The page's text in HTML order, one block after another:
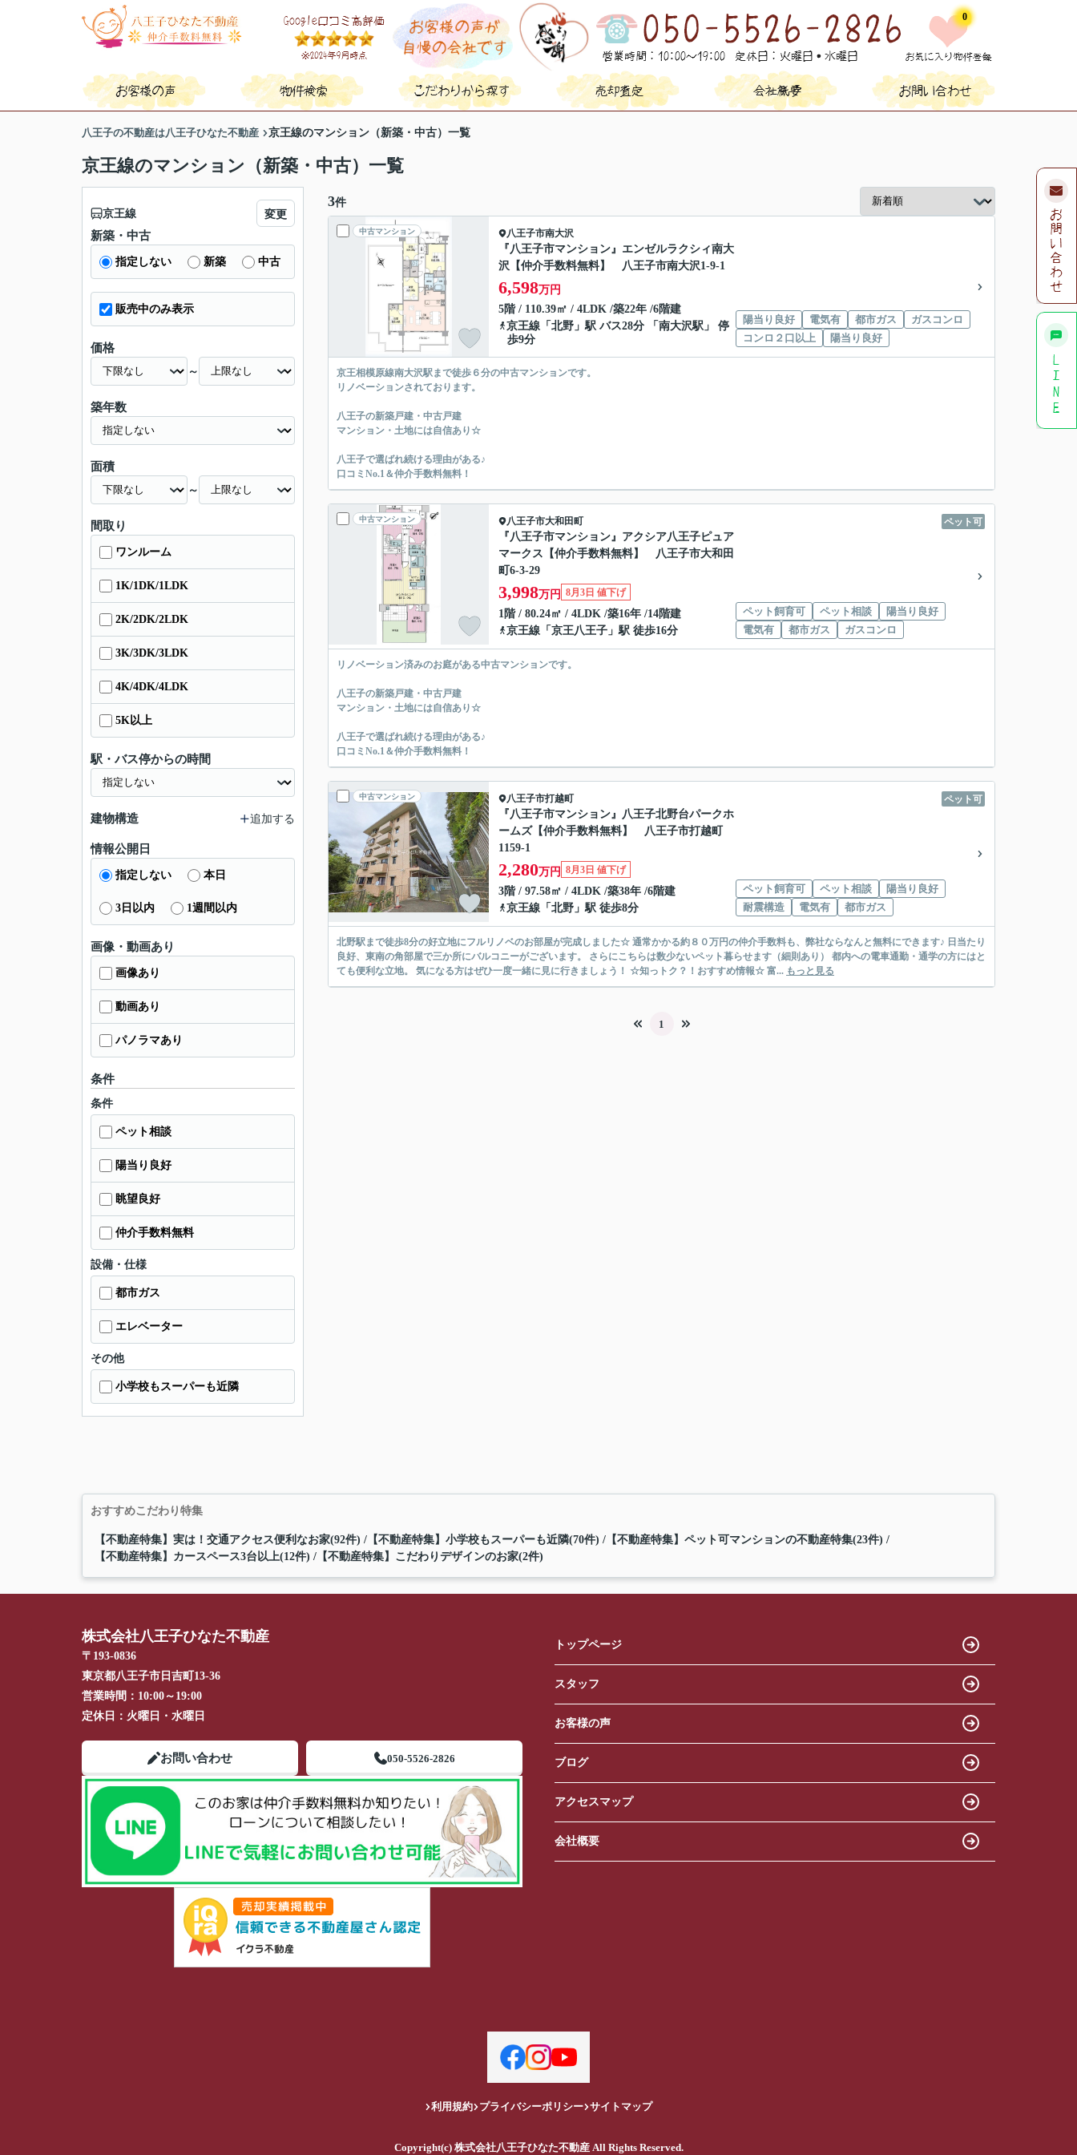
0
八王子の不動産は八王子ひなた不動産 京王線のマンション（新築・中古）一覧
京王線のマンション（新築・中古）一覧
3件
中古マンション 八王子市南大沢
『八王子市マンション』エンゼルラクシィ南大
沢【仲介手数料無料】 八王子市南大沢1-9-1
6,598万円
5階 / 110.39㎡ / 4LDK /築22年 /6階建
京王線 「 北野 」駅 バス28分 「南大沢駅」 停
歩9分
陽当り良好 電気有 都市ガス
ガスコンロ
コンロ２口以上
陽当り良好
京王相模原線南大沢駅まで徒歩６分の中古マンションです。
リノベーションされております。
八王子の新築戸建・中古戸建
マンション・土地には自信あり☆
八王子で選ばれ続ける理由がある♪
口コミNo.1＆仲介手数料無料！
中古マンション ペット可
八王子市大和田町
『八王子市マンション』アクシア八王子ピュア
マークス【仲介手数料無料】 八王子市大和田
町6-3-29
3,998万円 8月3日 値下げ
1階 / 80.24㎡ / 4LDK /築16年 /14階建
京王線 「 京王八王子 」駅 徒歩16分
ペット飼育可 ペット相談
陽当り良好
電気有
都市ガス ガスコンロ
リノベーション済みのお庭がある中古マンションです。
八王子の新築戸建・中古戸建
マンション・土地には自信あり☆
八王子で選ばれ続ける理由がある♪
口コミNo.1＆仲介手数料無料！
中古マンション ペット可
八王子市打越町
『八王子市マンション』八王子北野台パークホ
ームズ【仲介手数料無料】 八王子市打越町
1159-1
2,280万円 8月3日 値下げ
3階 / 97.58㎡ / 4LDK /築38年 /6階建
京王線 「 北野 」駅 徒歩8分
ペット飼育可 ペット相談
陽当り良好
耐震構造
電気有 都市ガス
北野駅まで徒歩8分の好立地にフルリノベのお部屋が完成しました☆ 通常かかる約８０万円の仲介手数料も、弊社ならなんと無料にできます♪ 日当たり
良好、東南の角部屋で三か所にバルコニーがございます。 さらにこちらは数少ないペット暮らせます（細則あり） 都内への電車通勤・通学の方にはと
ても便利な立地。 気になる方はぜひ一度一緒に見に行きましょう！ ☆知っトク？！おすすめ情報☆ 富... もっと見る
1
京王線 変更
新築・中古
指定しない 新築 中古
販売中のみ表示
価格
～
築年数
面積
～
間取り
ワンルーム
1K/1DK/1LDK
2K/2DK/2LDK
3K/3DK/3LDK
4K/4DK/4LDK
5K以上
駅・バス停からの時間
建物構造 追加する
情報公開日
指定しない 本日
3日以内 1週間以内
画像・動画あり
画像あり
動画あり
パノラマあり
条件
条件
ペット相談
陽当り良好
眺望良好
仲介手数料無料
設備・仕様
都市ガス
エレベーター
その他
小学校もスーパーも近隣
おすすめこだわり特集
【不動産特集】実は！交通アクセス便利なお家(92件) 【不動産特集】小学校もスーパーも近隣(70件)
【不動産特集】ペット可マンションの不動産特集(23件)
【不動産特集】カースペース3台以上(12件)
【不動産特集】こだわりデザインのお家(2件)
株式会社八王子ひなた不動産
〒193-0836
東京都八王子市日吉町13-36
営業時間： 10:00～19:00
定休日： 火曜日・水曜日
お問い合わせ 050-5526-2826
トップページ
スタッフ
お客様の声
ブログ
アクセスマップ
会社概要
利用規約 プライバシーポリシー サイトマップ
Copyright(c) 株式会社八王子ひなた不動産 All Rights Reserved.